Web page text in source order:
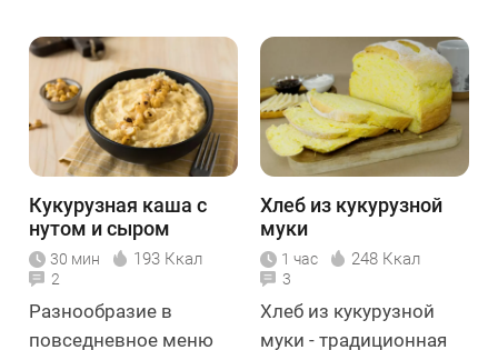
Кукурузная каша с
нутом и сыром
30 мин 193 Ккал
2
Разнообразие в
повседневное меню
Хлеб из кукурузной
муки
1 час 248 Ккал
3
Хлеб из кукурузной
муки - традиционная